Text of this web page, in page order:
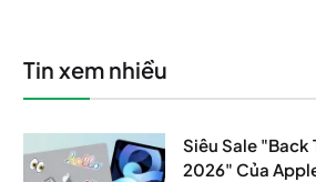
Tin xem nhiều
Siêu Sale "Back
2026" Của